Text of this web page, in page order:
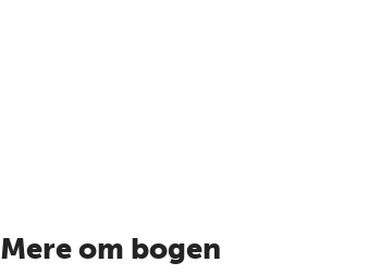
Mere om bogen